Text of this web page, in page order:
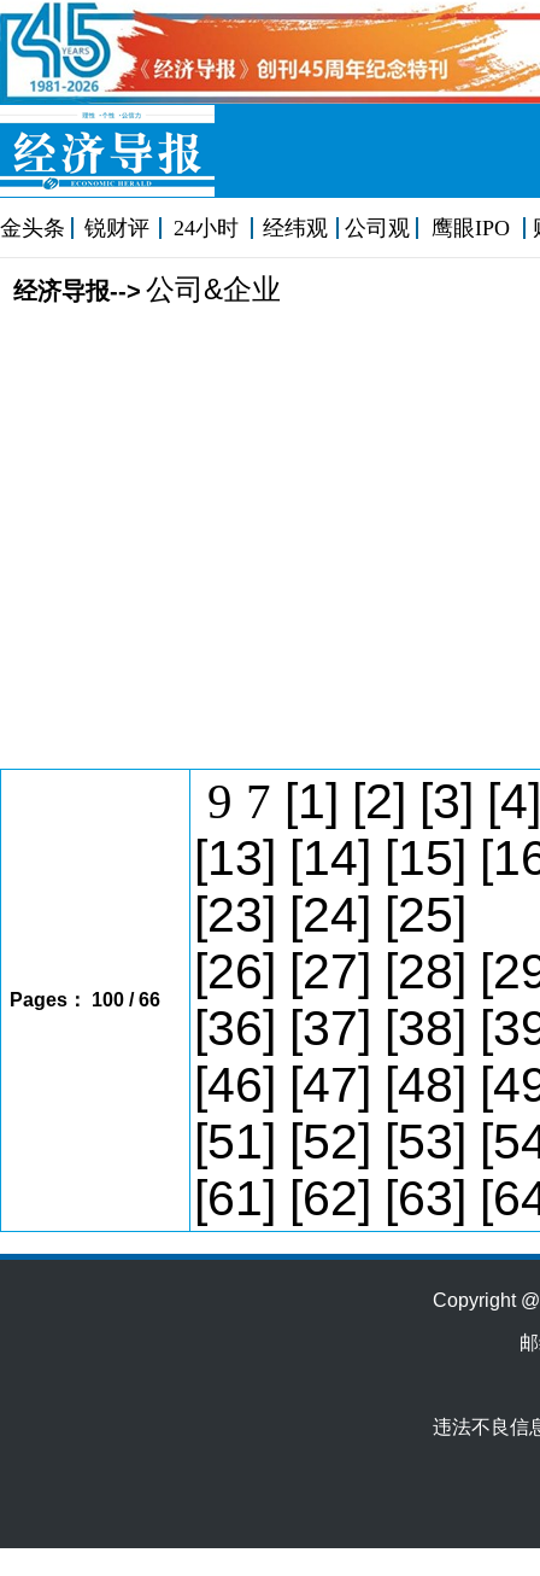
金头条 锐财评 24小时 经纬观 公司观 鹰眼IPO
经济导报--> 公司&企业
Pages： 100 / 66
9 7 [1] [2] [3] [4]
[13] [14] [15]
[23] [24] [25]
[26] [27] [28]
[36] [37] [38]
[46] [47] [48]
[51] [52] [53]
[61] [62] [63]
Copyright
违法不良信